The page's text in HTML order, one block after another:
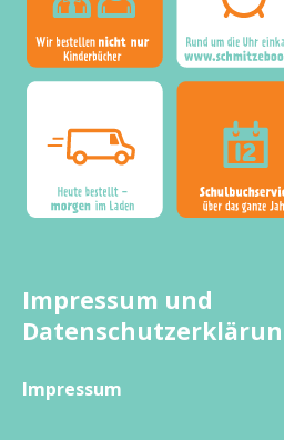
Impressum und
Impressum